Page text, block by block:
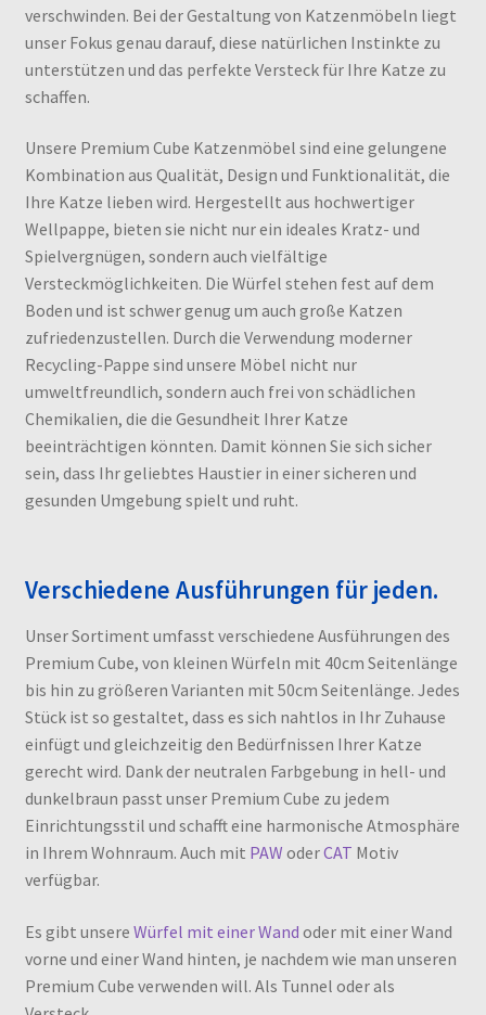
verschwinden. Bei der Gestaltung von Katzenmöbeln liegt
unser Fokus genau darauf, diese natürlichen Instinkte zu
unterstützen und das perfekte Versteck für Ihre Katze zu
schaffen.
Unsere Premium Cube Katzenmöbel sind eine gelungene
Kombination aus Qualität, Design und Funktionalität, die
Ihre Katze lieben wird. Hergestellt aus hochwertiger
Wellpappe, bieten sie nicht nur ein ideales Kratz- und
Spielvergnügen, sondern auch vielfältige
Versteckmöglichkeiten. Die Würfel stehen fest auf dem
Boden und ist schwer genug um auch große Katzen
zufriedenzustellen. Durch die Verwendung moderner
Recycling-Pappe sind unsere Möbel nicht nur
umweltfreundlich, sondern auch frei von schädlichen
Chemikalien, die die Gesundheit Ihrer Katze
beeinträchtigen könnten. Damit können Sie sich sicher
sein, dass Ihr geliebtes Haustier in einer sicheren und
gesunden Umgebung spielt und ruht.
Verschiedene Ausführungen für jeden.
Unser Sortiment umfasst verschiedene Ausführungen des
Premium Cube, von kleinen Würfeln mit 40cm Seitenlänge
bis hin zu größeren Varianten mit 50cm Seitenlänge. Jedes
Stück ist so gestaltet, dass es sich nahtlos in Ihr Zuhause
einfügt und gleichzeitig den Bedürfnissen Ihrer Katze
gerecht wird. Dank der neutralen Farbgebung in hell- und
dunkelbraun passt unser Premium Cube zu jedem
Einrichtungsstil und schafft eine harmonische Atmosphäre
in Ihrem Wohnraum. Auch mit PAW oderCAT Motiv
verfügbar.
Es gibt unsere Würfel mit einer Wand oder mit einer Wand
vorne und einer Wand hinten, je nachdem wie man unseren
Premium Cube verwenden will. Als Tunnel oder als